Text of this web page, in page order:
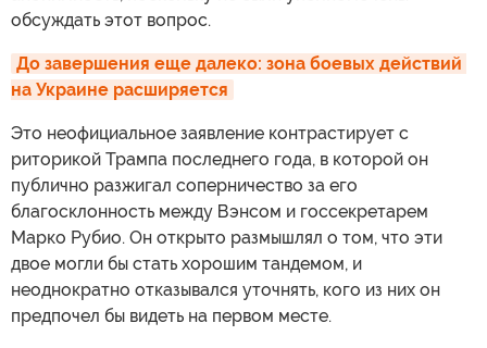
обсуждать этот вопрос.
До завершения еще далеко: зона боевых действий
на Украине расширяется
Это неофициальное заявление контрастирует с
риторикой Трампа последнего года, в которой он
публично разжигал соперничество за его
благосклонность между Вэнсом и госсекретарем
Марко Рубио. Он открыто размышлял о том, что эти
двое могли бы стать хорошим тандемом, и
неоднократно отказывался уточнять, кого из них он
предпочел бы видеть на первом месте.